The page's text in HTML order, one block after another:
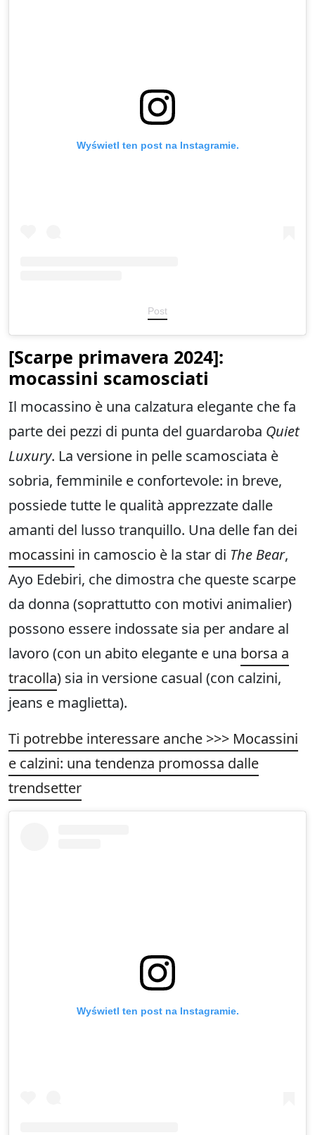
Wyświetl ten post na Instagramie.
Post
[Scarpe primavera 2024]:
mocassini scamosciati
Il mocassino è una calzatura elegante che fa
parte dei pezzi di punta del guardaroba Quiet
Luxury. La versione in pelle scamosciata è
sobria, femminile e confortevole: in breve,
possiede tutte le qualità apprezzate dalle
amanti del lusso tranquillo. Una delle fan dei
mocassini in camoscio è la star di The Bear,
Ayo Edebiri, che dimostra che queste scarpe
da donna (soprattutto con motivi animalier)
possono essere indossate sia per andare al
lavoro (con un abito elegante e una borsa a
tracolla) sia in versione casual (con calzini,
jeans e maglietta).
Ti potrebbe interessare anche >>> Mocassini
e calzini: una tendenza promossa dalle
trendsetter
Wyświetl ten post na Instagramie.